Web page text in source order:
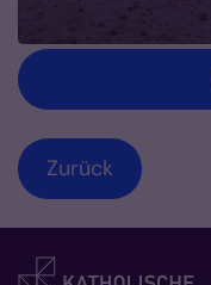
Zurück